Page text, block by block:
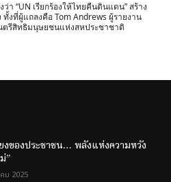
า “UN เรียกร้องให้ไทยคืนดินแดน” สร้าง
งที่ผู้แถลงคือ Tom Andrews ผู้รายงาน
รีสิทธิมนุษยชนแห่งสหประชาชาติ
งของประชาชน… พลังแห่งความหวัง
”
ม 2025